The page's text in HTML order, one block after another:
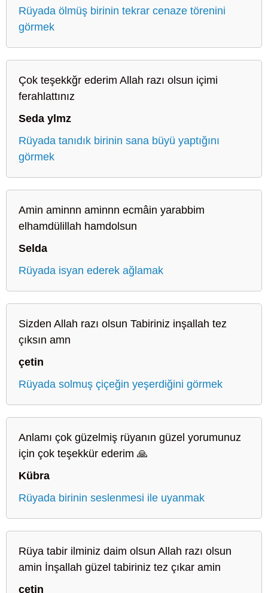
Rüyada ölmüş birinin tekrar cenaze törenini
görmek
Çok teşekkğr ederim Allah razı olsun içimi
ferahlattınız
Seda ylmz
Rüyada tanıdık birinin sana büyü yaptığını
görmek
Amin aminnn aminnn ecmâin yarabbim
elhamdülillah hamdolsun
Selda
Rüyada isyan ederek ağlamak
Sizden Allah razı olsun Tabiriniz inşallah tez
çıksın amn
çetin
Rüyada solmuş çiçeğin yeşerdiğini görmek
Anlamı çok güzelmiş rüyanın güzel yorumunuz
için çok teşekkür ederim 🙏
Kübra
Rüyada birinin seslenmesi ile uyanmak
Rüya tabir ilminiz daim olsun Allah razı olsun
amin İnşallah güzel tabiriniz tez çıkar amin
çetin